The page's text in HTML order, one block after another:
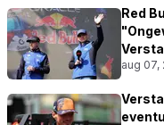
Red
aug 07,